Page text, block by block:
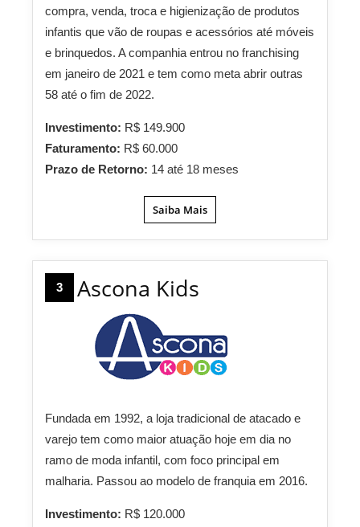
compra, venda, troca e higienização de produtos
infantis que vão de roupas e acessórios até móveis
e brinquedos. A companhia entrou no franchising
em janeiro de 2021 e tem como meta abrir outras
58 até o fim de 2022.
Investimento: R$ 149.900
Faturamento: R$ 60.000
Prazo de Retorno: 14 até 18 meses
Saiba Mais
3 Ascona Kids
Fundada em 1992, a loja tradicional de atacado e
varejo tem como maior atuação hoje em dia no
ramo de moda infantil, com foco principal em
malharia. Passou ao modelo de franquia em 2016.
Investimento: R$ 120.000